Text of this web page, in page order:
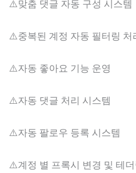
⚠️맞춤 댓글 자동 구성 시스템
⚠️중복된 계정 자동 필터링 처
⚠️자동 좋아요 기능 운영
⚠️자동 댓글 처리 시스템
⚠️자동 팔로우 등록 시스템
⚠️계정 별 프록시 변경 및 테더